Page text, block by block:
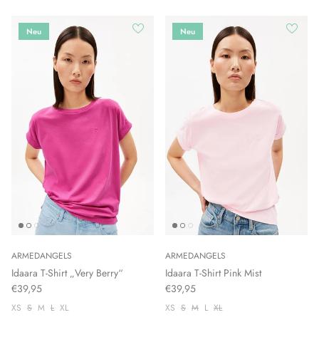
Neu
ARMEDANGELS
Idaara T-Shirt „Very Berry“
€39,95
XS S M L XL
Neu
ARMEDANGELS
Idaara T-Shirt Pink Mist
€39,95
XS S M L XL